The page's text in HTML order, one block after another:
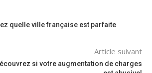
quelle ville française est parfaite
Article suivant
si votre augmentation de charges